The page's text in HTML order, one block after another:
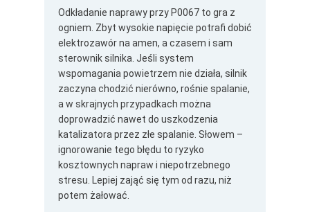
Odkładanie naprawy przy P0067 to gra z
ogniem. Zbyt wysokie napięcie potrafi dobić
elektrozawór na amen, a czasem i sam
sterownik silnika. Jeśli system
wspomagania powietrzem nie działa, silnik
zaczyna chodzić nierówno, rośnie spalanie,
a w skrajnych przypadkach można
doprowadzić nawet do uszkodzenia
katalizatora przez złe spalanie. Słowem –
ignorowanie tego błędu to ryzyko
kosztownych napraw i niepotrzebnego
stresu. Lepiej zająć się tym od razu, niż
potem żałować.